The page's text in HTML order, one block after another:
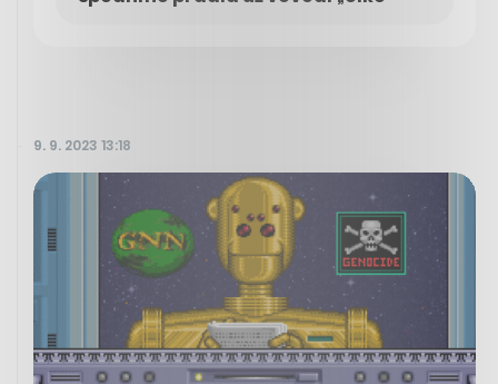
9. 9. 2023 13:18